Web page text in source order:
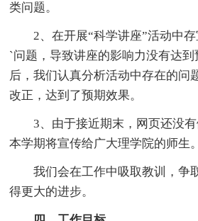
类问题。
2、在开展“科学讲座”活动中
`问题，导致讲座的影响力没有达
后，我们认真分析活动中存在的问
改正，达到了预期效果。
3、由于接近期末，网页还没
本学期将宣传给广大理学院的师生。
我们会在工作中吸取教训，争
得更大的进步。